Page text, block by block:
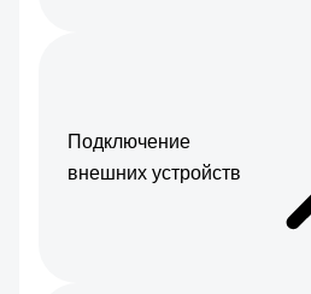
Подключение
внешних устройств